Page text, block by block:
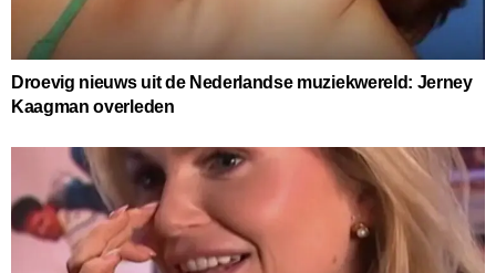
Droevig nieuws uit de Nederlandse muziekwereld: Jerney
Kaagman overleden